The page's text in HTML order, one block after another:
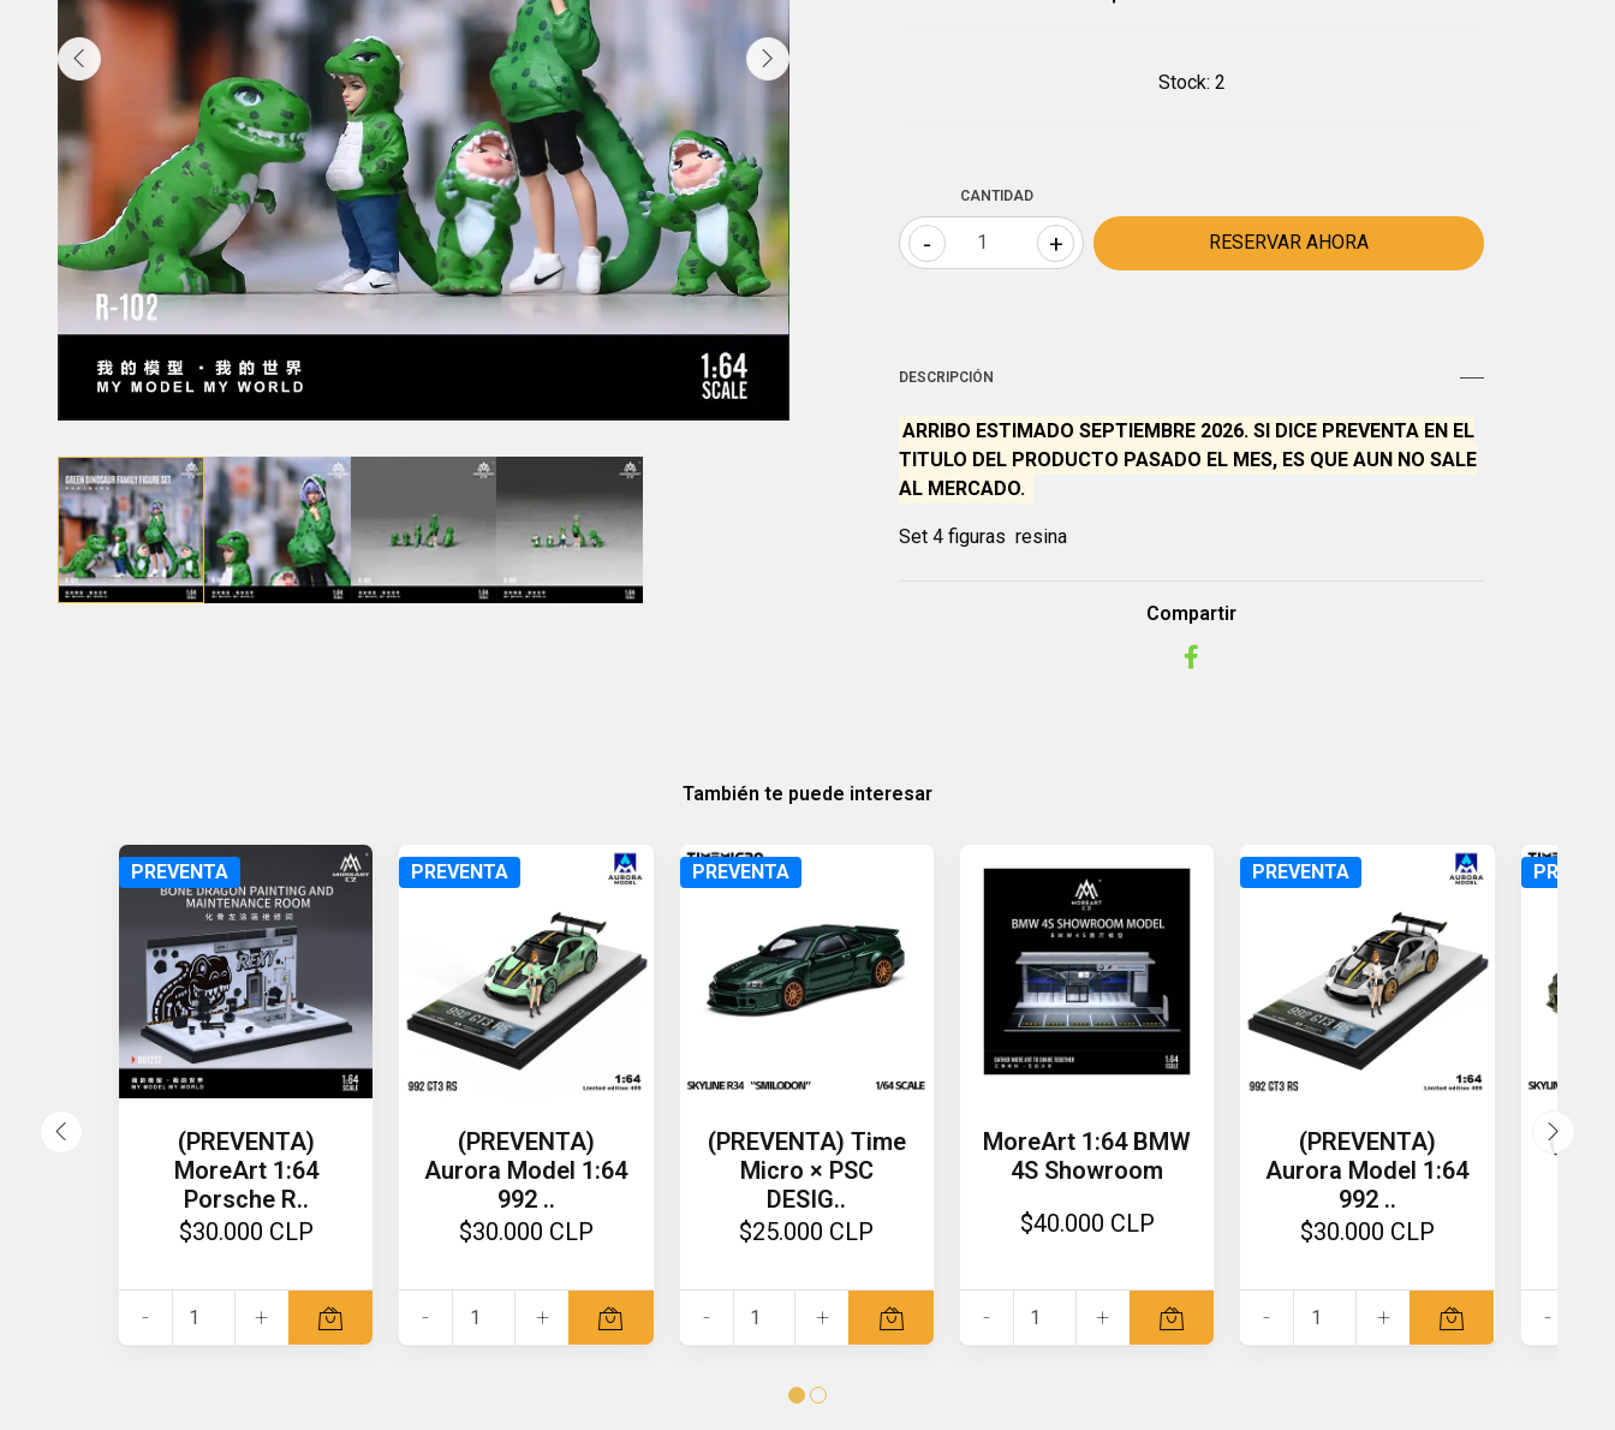
Stock: 2
CANTIDAD
- +
DESCRIPCIÓN
ARRIBO ESTIMADO SEPTIEMBRE 2026. SI DICE PREVENTA EN EL
TITULO DEL PRODUCTO PASADO EL MES, ES QUE AUN NO SALE
AL MERCADO.
Set 4 figuras resina
Compartir
También te puede interesar
PREVENTA
(PREVENTA)
MoreArt 1:64
Porsche R..
$30.000 CLP
- +
PREVENTA
(PREVENTA)
Aurora Model 1:64
992 ..
$30.000 CLP
- +
PREVENTA
(PREVENTA) Time
Micro × PSC
DESIG..
$25.000 CLP
- +
MoreArt 1:64 BMW
4S Showroom
$40.000 CLP
- +
PREVENTA
(PREVENTA)
Aurora Model 1:64
992 ..
$30.000 CLP
- + -